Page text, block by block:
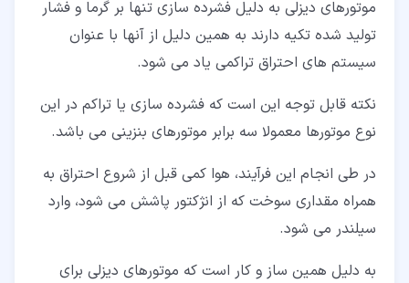
موتورهای دیزلی به دلیل فشرده سازی تنها بر گرما و فشار
تولید شده تکیه دارند به همین دلیل از آنها با عنوان
سیستم های احتراق تراکمی یاد می شود.
نکته قابل توجه این است که فشرده سازی یا تراکم در این
نوع موتورها معمولا سه برابر موتورهای بنزینی می باشد.
در طی انجام این فرآیند، هوا کمی قبل از شروع احتراق به
همراه مقداری سوخت که از انژکتور پاشش می شود، وارد
سیلندر می شود.
به دلیل همین ساز و کار است که موتورهای دیزلی برای